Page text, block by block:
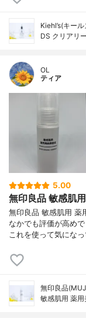
Kiehl’s(キール
DS クリアリ
OL
ティア
5.00
無印良品 敏感肌
無印良品 敏感肌用 薬
なかでも評価が高め
これを使って気にな
無印良品
敏感肌用 薬